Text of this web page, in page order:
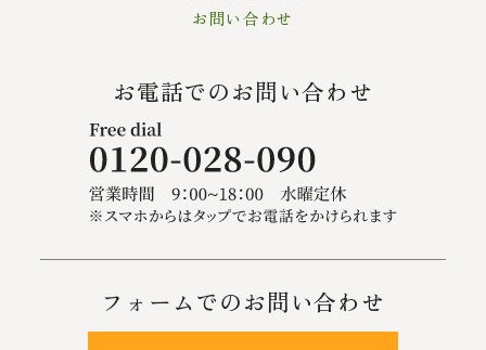
お問い合わせ
お電話でのお問い合わせ
フォームでのお問い合わせ